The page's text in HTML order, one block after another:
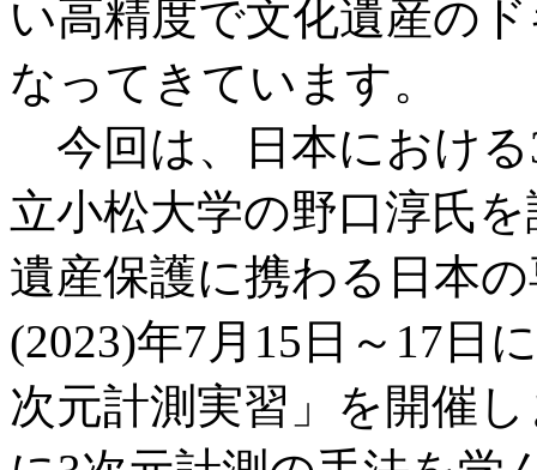
い高精度で文化遺産の
なってきています。
今回は、日本における
立小松大学の野口淳氏
遺産保護に携わる日本
(2023)年7月15日～17日
次元計測実習」を開催